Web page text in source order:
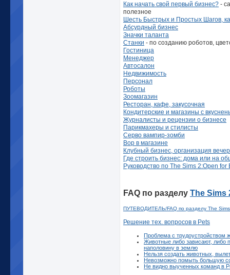
Как начать свой первый бизнес? -
полезное
Шесть Быстрых и Простых Шагов,
Абсурдный бизнес
Значки таланта
Станки - по созданию роботов,
Гостиница
Менеджер
Автосалон
Недвижимость
Персонал
Роботы
Зоомагазин
Ресторан, кафе, закусочная
Кондитерские и магазины с
Журналисты и рецензии о бизнесе
Парикмахеры и стилисты
Серво вампир-зомби
Вор в магазине
Клубный бизнес, организация
Где строить бизнес: дома или на
Руководство по The Sims 2:Open for
FAQ по разделу The Sims
ПУТЕВОДИТЕЛЬ/FAQ по разделу The
Решение тех. вопросов в Pets
Проблема с трудоустройством
Животные либо зависают, либо
наполовину в землю
Нельзя создать животных,
Невозможно помыть большую
Не видно выученных команд в